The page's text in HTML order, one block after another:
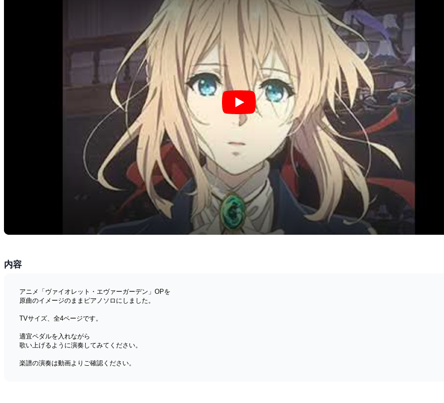
Sincerely (TVサイズ) - アニメ『ヴァイオレット・エヴァーガーデン』
内容
アニメ「ヴァイオレット・エヴァーガーデン」OPを
原曲のイメージのままピアノソロにしました。
TVサイズ、全4ページです。
適宜ペダルを入れながら
歌い上げるように演奏してみてください。
楽譜の演奏は動画よりご確認ください。